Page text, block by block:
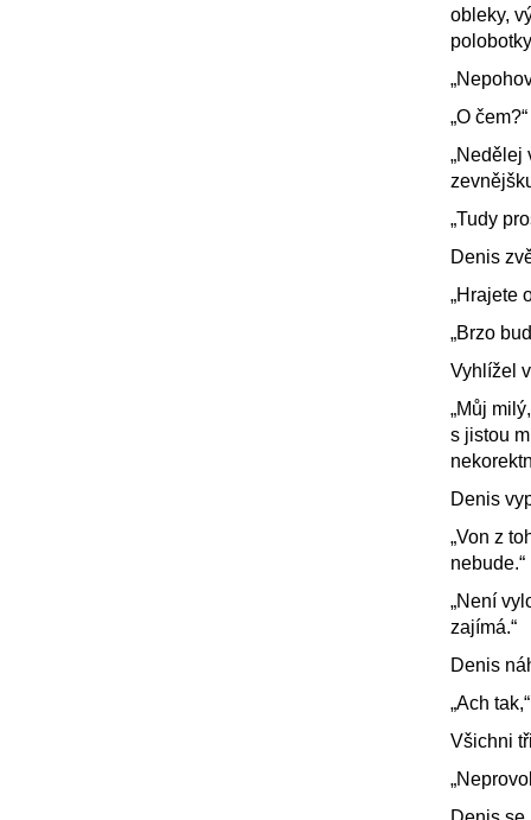
obleky,
„O
„Nedělej
„Tudy
Denis
„Hrajete
„Brzo
Vyhlížel
„Můj
s jistou
Denis
„Von z
nebude.“
„Není
zajímá.“
Denis
„Ach
Všichni